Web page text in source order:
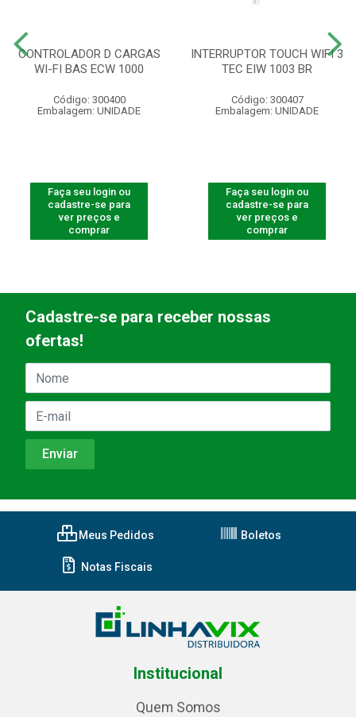
CONTROLADOR D CARGAS
WI-FI BAS ECW 1000
Código: 300400
Embalagem: UNIDADE
Faça seu login ou
cadastre-se para
ver preços e
comprar
INTERRUPTOR TOUCH WIFI 3
TEC EIW 1003 BR
Código: 300407
Embalagem: UNIDADE
Faça seu login ou
cadastre-se para
ver preços e
comprar
Cadastre-se para receber nossas
ofertas!
Meus Pedidos Boletos
Notas Fiscais
Institucional
Quem Somos